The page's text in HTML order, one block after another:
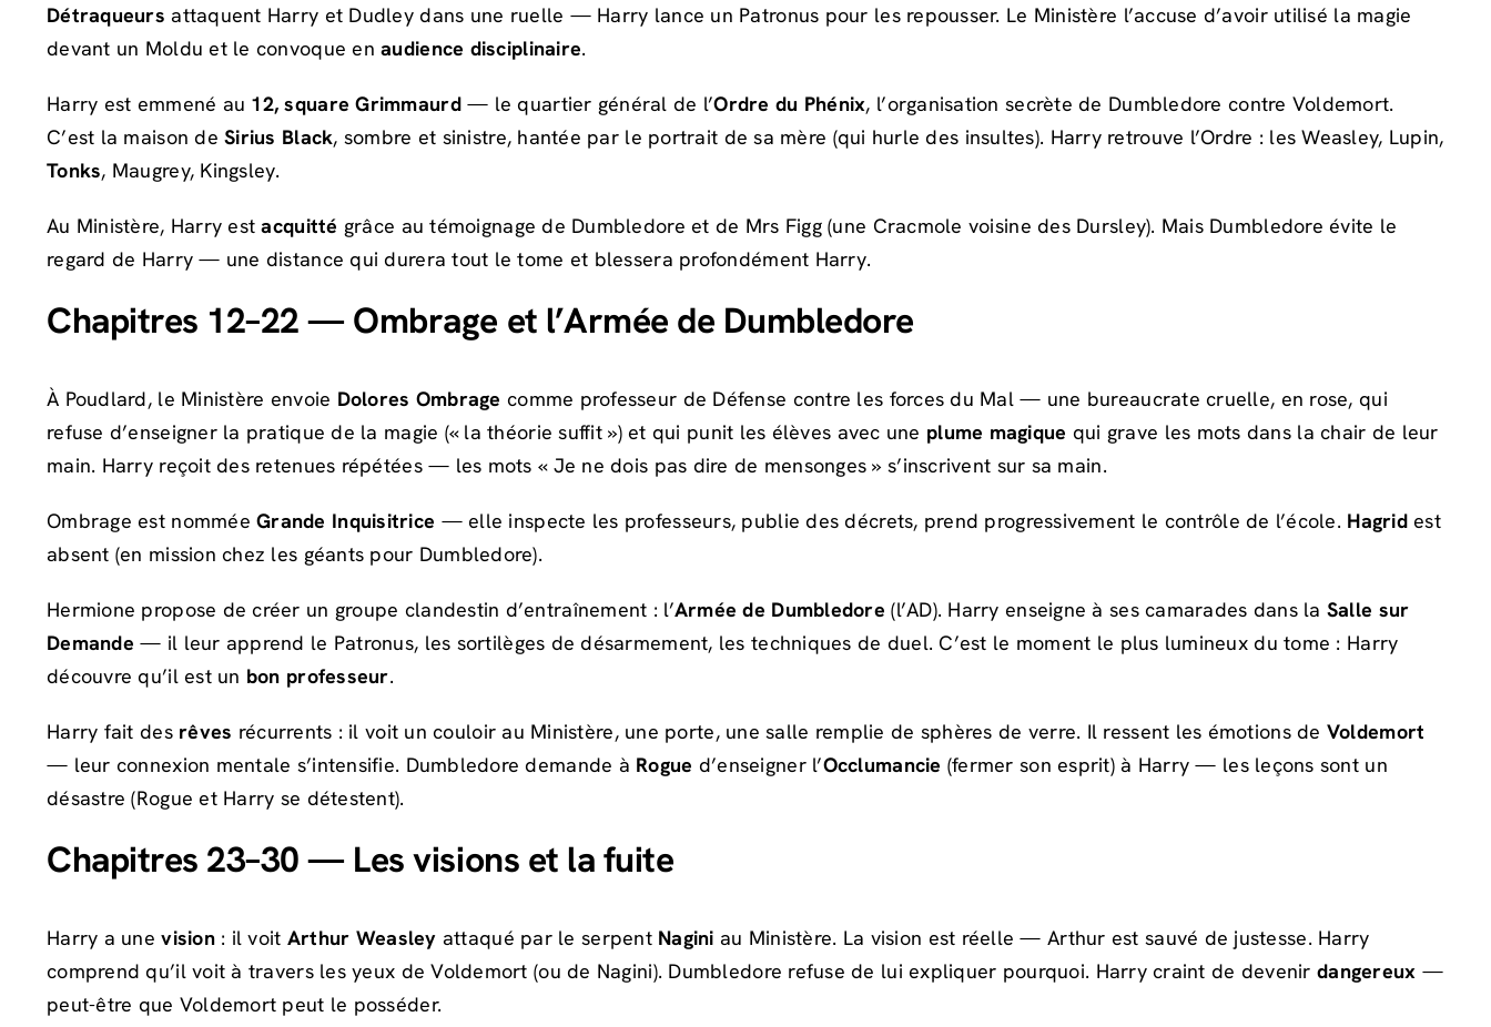
Détraqueurs attaquent Harry et Dudley dans une ruelle — Harry lance un Patronus pour les repousser. Le Ministère l’accuse d’avoir utilisé la magie
devant un Moldu et le convoque enaudience disciplinaire.
Harry est emmené au 12, square Grimmaurd— le quartier général de l’Ordre du Phénix, l’organisation secrète de Dumbledore contre Voldemort.
C’est la maison deSirius Black, sombre et sinistre, hantée par le portrait de sa mère (qui hurle des insultes). Harry retrouve l’Ordre : les Weasley, Lupin,
Tonks, Maugrey, Kingsley.
Au Ministère, Harry estacquitté grâce au témoignage de Dumbledore et de Mrs Figg (une Cracmole voisine des Dursley). Mais Dumbledore évite le
regard de Harry — une distance qui durera tout le tome et blessera profondément Harry.
Chapitres 12–22 — Ombrage et l’Armée de Dumbledore
À Poudlard, le Ministère envoie Dolores Ombrage comme professeur de Défense contre les forces du Mal — une bureaucrate cruelle, en rose, qui
refuse d’enseigner la pratique de la magie (« la théorie suffit ») et qui punit les élèves avec une plume magique qui grave les mots dans la chair de leur
main. Harry reçoit des retenues répétées — les mots « Je ne dois pas dire de mensonges » s’inscrivent sur sa main.
Ombrage est nomméeGrande Inquisitrice — elle inspecte les professeurs, publie des décrets, prend progressivement le contrôle de l’école. Hagridest
absent (en mission chez les géants pour Dumbledore).
Hermione propose de créer un groupe clandestin d’entraînement : l’Armée de Dumbledore (l’AD). Harry enseigne à ses camarades dans la Salle sur
Demande — il leur apprend le Patronus, les sortilèges de désarmement, les techniques de duel. C’est le moment le plus lumineux du tome : Harry
découvre qu’il est un bon professeur.
Harry fait des rêves récurrents : il voit un couloir au Ministère, une porte, une salle remplie de sphères de verre. Il ressent les émotions de Voldemort
— leur connexion mentale s’intensifie. Dumbledore demande à Rogue d’enseigner l’Occlumancie (fermer son esprit) à Harry — les leçons sont un
désastre (Rogue et Harry se détestent).
Chapitres 23–30 — Les visions et la fuite
Harry a unevision: il voit Arthur Weasley attaqué par le serpent Nagini au Ministère. La vision est réelle — Arthur est sauvé de justesse. Harry
comprend qu’il voit à travers les yeux de Voldemort (ou de Nagini). Dumbledore refuse de lui expliquer pourquoi. Harry craint de devenir dangereux —
peut-être que Voldemort peut le posséder.